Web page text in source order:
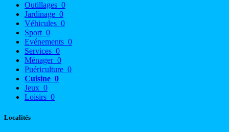
Outillages 0
Jardinage 0
Véhicules 0
Sport 0
Evénements 0
Services 0
Ménager 0
Puériculture 0
Cuisine 0
Jeux 0
Loisirs 0
Localités